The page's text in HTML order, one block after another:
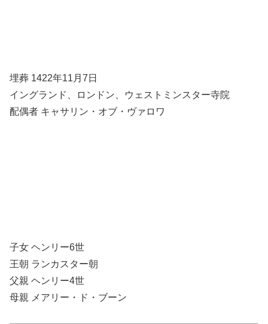
埋葬 1422年11月7日
イングランド、ロンドン、ウェストミンスター寺院
配偶者 キャサリン・オブ・ヴァロワ
子女 ヘンリー6世
王朝 ランカスター朝
父親 ヘンリー4世
母親 メアリー・ド・ブーン